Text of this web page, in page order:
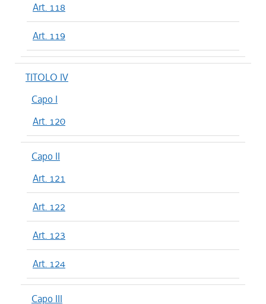
Art. 118
Art. 119
TITOLO IV
Capo I
Art. 120
Capo II
Art. 121
Art. 122
Art. 123
Art. 124
Capo III